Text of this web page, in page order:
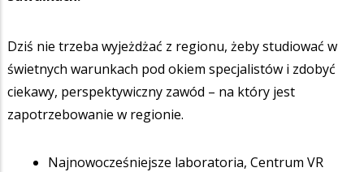
Dziś nie trzeba wyjeżdżać z regionu, żeby studiować w
świetnych warunkach pod okiem specjalistów i zdobyć
ciekawy, perspektywiczny zawód – na który jest
zapotrzebowanie w regionie.
Najnowocześniejsze laboratoria, Centrum VR